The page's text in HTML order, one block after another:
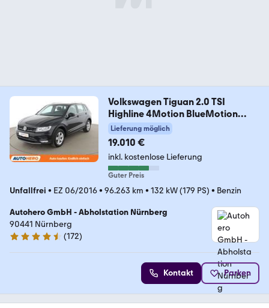
Volkswagen Tiguan 2.0 TSI
Highline 4Motion BlueMotion
Tech
Lieferung möglich
19.010 €
inkl. kostenlose Lieferung
Guter Preis
Unfallfrei • EZ 06/2016• 96.263 km • 132 kW (179 PS) • Benzin
Autohero GmbH - Abholstation Nürnberg
90441 Nürnberg
4.5 Sterne
(172)
Kontakt Parken